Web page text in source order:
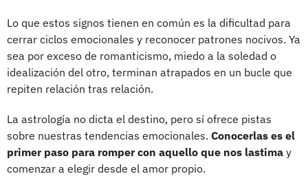
Lo que estos signos tienen en común es la dificultad para
cerrar ciclos emocionales y reconocer patrones nocivos. Ya
sea por exceso de romanticismo, miedo a la soledad o
idealización del otro, terminan atrapados en un bucle que
repiten relación tras relación.
La astrología no dicta el destino, pero sí ofrece pistas
sobre nuestras tendencias emocionales. Conocerlas es el
primer paso para romper con aquello que nos lastima y
comenzar a elegir desde el amor propio.